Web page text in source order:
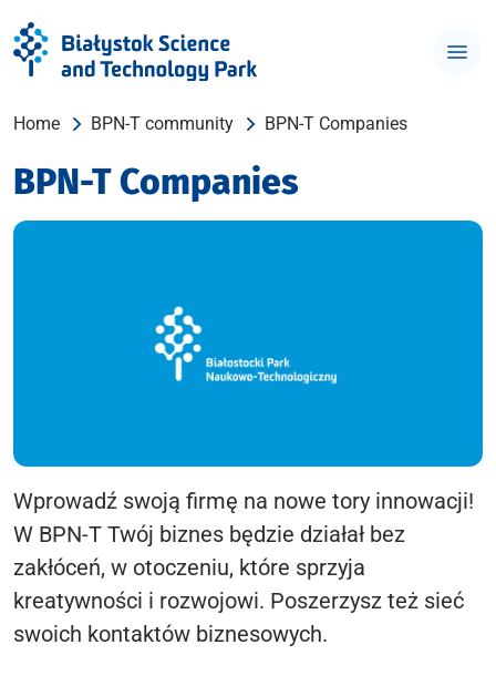
Home BPN-T community BPN-T Companies
BPN-T Companies
Wprowadź swoją firmę na nowe tory innowacji!
W BPN-T Twój biznes będzie działał bez
zakłóceń, w otoczeniu, które sprzyja
kreatywności i rozwojowi. Poszerzysz też sieć
swoich kontaktów biznesowych.